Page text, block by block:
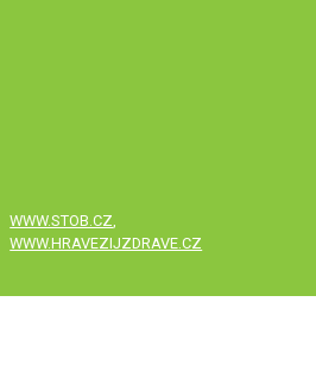
WWW.STOB.CZ
WWW.HRAVEZIJZDRAVE.CZ